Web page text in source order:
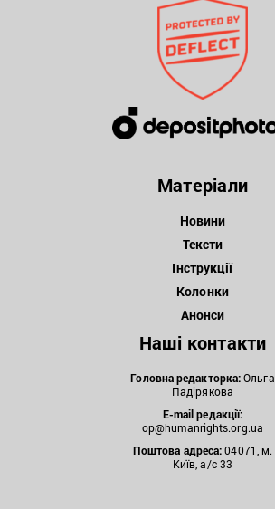
Матеріали
Новини
Тексти
Інструкції
Колонки
Анонси
Наші контакти
Головна редакторка:Ольга
Падірякова
E-mail редакції:
op@humanrights.org.ua
Поштова адреса:04071, м.
Київ, а/с 33